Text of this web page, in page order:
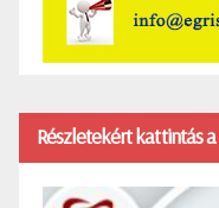
Részletekért kattintás